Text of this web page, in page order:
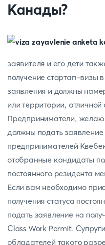
Канады?
заявителя и его дети
получение стартап-визы
заявления и должны
или территории, отличной
Предприниматели,
должны подать
предпринимателей
отобранные кандидаты
постоянного резидента
Если вам необходимо
получения статуса
подать заявление на
Class Work Permit.
обладателей такого